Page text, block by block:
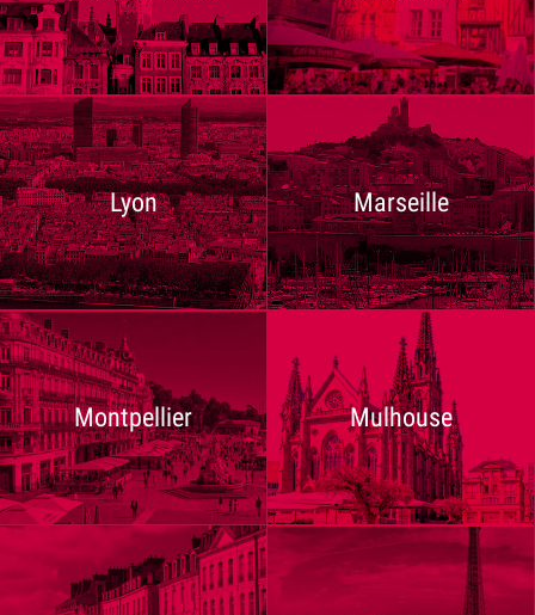
Lyon Marseille
Montpellier Mulhouse